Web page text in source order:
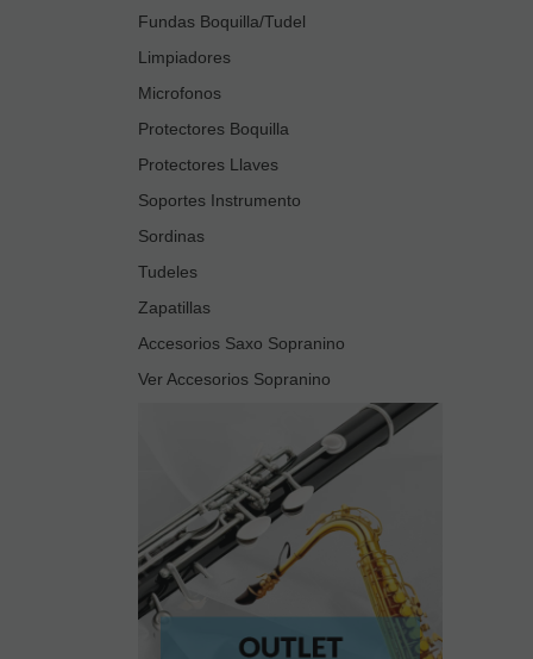
Fundas Boquilla/Tudel
Limpiadores
Microfonos
Protectores Boquilla
Protectores Llaves
Soportes Instrumento
Sordinas
Tudeles
Zapatillas
Accesorios Saxo Sopranino
Ver Accesorios Sopranino